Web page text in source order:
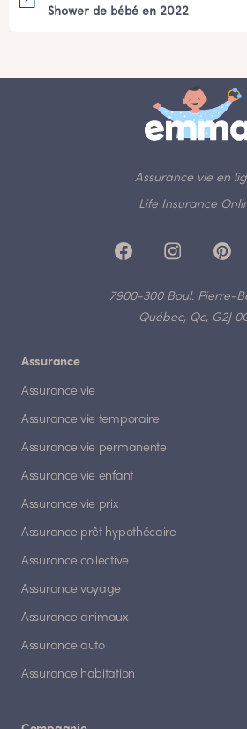
Shower de bébé en 2022
Assurance vie en
Life Insurance
7900-300 Boul. Pierre-
Québec, Qc, G2J
Assurance
Assurance vie
Assurance vie temporaire
Assurance vie permanente
Assurance vie enfant
Assurance vie prix
Assurance prêt hypothécaire
Assurance collective
Assurance voyage
Assurance animaux
Assurance auto
Assurance habitation